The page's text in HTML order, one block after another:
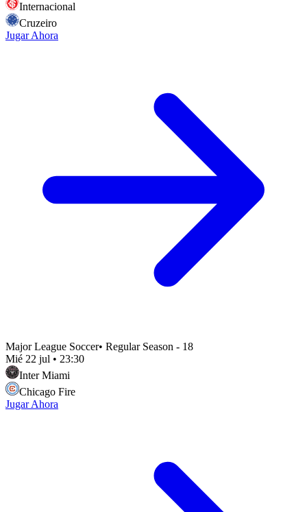
Internacional
Cruzeiro
Jugar Ahora
Major League Soccer• Regular Season - 18
Mié 22 jul • 23:30
Inter Miami
Chicago Fire
Jugar Ahora